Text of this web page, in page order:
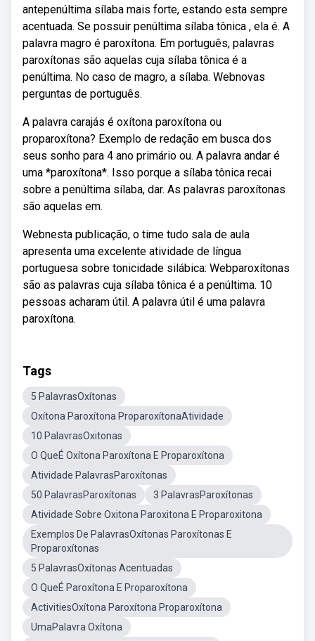
antepenúltima sílaba mais forte, estando esta sempre
acentuada. Se possuir penúltima sílaba tônica , ela é. A
palavra magro é paroxítona. Em português, palavras
paroxítonas são aquelas cuja sílaba tônica é a
penúltima. No caso de magro, a sílaba. Webnovas
perguntas de português.
A palavra carajás é oxítona paroxítona ou
proparoxítona? Exemplo de redação em busca dos
seus sonho para 4 ano primário ou. A palavra andar é
uma *paroxítona*. Isso porque a sílaba tônica recai
sobre a penúltima sílaba, dar. As palavras paroxítonas
são aquelas em.
Webnesta publicação, o time tudo sala de aula
apresenta uma excelente atividade de língua
portuguesa sobre tonicidade silábica: Webparoxítonas
são as palavras cuja sílaba tônica é a penúltima. 10
pessoas acharam útil. A palavra útil é uma palavra
paroxítona.
Tags
5 PalavrasOxítonas
Oxítona Paroxítona ProparoxítonaAtividade
10 PalavrasOxitonas
O QueÉ Oxítona Paroxítona E Proparoxítona
Atividade PalavrasParoxítonas
50 PalavrasParoxítonas
3 PalavrasParoxítonas
Atividade Sobre Oxitona Paroxitona E Proparoxitona
Exemplos De PalavrasOxítonas Paroxítonas E
Proparoxítonas
5 PalavrasOxítonas Acentuadas
O QueÉ Paroxítona E Proparoxítona
ActivitiesOxítona Paroxítona Proparoxítona
UmaPalavra Oxítona